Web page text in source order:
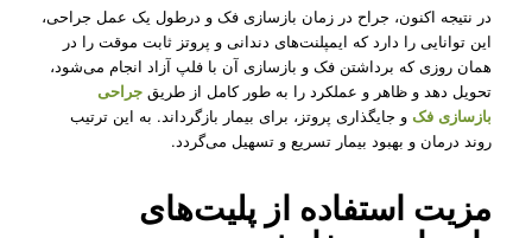
در نتیجه اکنون، جراح در زمان بازسازی فک و درطول یک عمل جراحی،
این توانایی را دارد که ایمپلنت‌های دندانی و پروتز ثابت موقت را در
همان روزی که برداشتن فک و بازسازی آن با فلپ آزاد انجام می‌شود،
تحویل دهد و ظاهر و عملکرد را به طور کامل از طریق جراحی
بازسازی فکو جایگذاری پروتز، برای بیمار بازگرداند. به این ترتیب
روند درمان و بهبود بیمار تسریع و تسهیل می‌گردد.
مزیت استفاده از پلیت‌های